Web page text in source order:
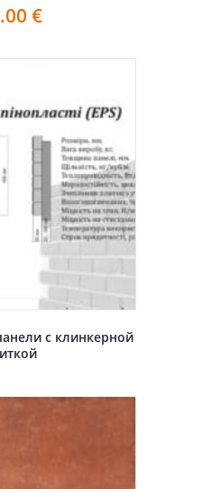
€
с клинкерной